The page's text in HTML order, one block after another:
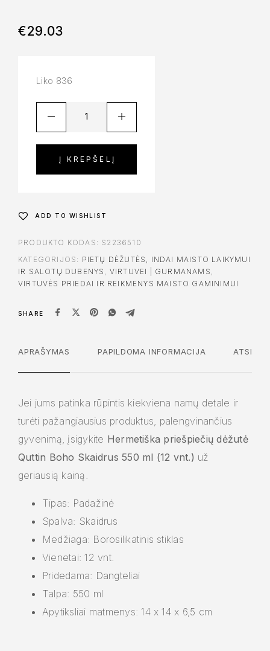
€29.03
Liko 836
Į KREPŠELĮ
ADD TO WISHLIST
PRODUKTO KODAS: S2236510
KATEGORIJOS: PIETŲ DĖŽUTĖS, INDAI MAISTO LAIKYMUI
IR SALOTŲ DUBENYS
VIRTUVEI | GURMANAMS
VIRTUVĖS PRIEDAI IR REIKMENYS MAISTO GAMINIMUI
SHARE
APRAŠYMAS PAPILDOMA INFORMACIJA
Jei jums patinka rūpintis kiekviena namų detale ir
turėti pažangiausius produktus, palengvinančius
gyvenimą, įsigykite Hermetiška priešpiečių dėžutė
Quttin Boho Skaidrus 550 ml (12 vnt.) už
geriausią kainą.
Tipas: Padažinė
Spalva: Skaidrus
Medžiaga: Borosilikatinis stiklas
Vienetai: 12 vnt.
Pridedama: Dangteliai
Talpa: 550 ml
Apytiksliai matmenys: 14 x 14 x 6,5 cm